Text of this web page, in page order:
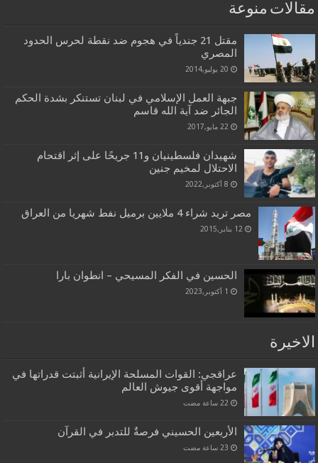
مقالات منوعة
مقتل 21 جندياً في هجوم ضد نقطة لحرس الحدود
المصري
20 يوليو,2014
جبهة العمل الإسلامي في لبنان تستنكر بشدة الحكم
الجائر ضد آية الله قاسم
22 مايو,2017
شهيدان فلسطينيان و11 جريحًا على إثر اقتحام
الاحتلال لمخيم جنين
8 أكتوبر,2022
مصر تريد شراء 4 ملايين برميل نفط شهريا من العراق
12 يناير,2015
الحسين في الفكر المسيحي – انطوان بارا
1 أكتوبر,2023
الاخيرة
عراقجي: القوات المسلحة الإيرانية أثبتت قدراتها في
مواجهة أقوى جيوش العالم
الأربعين الحسيني فرصةٌ للتدبر في القرآن